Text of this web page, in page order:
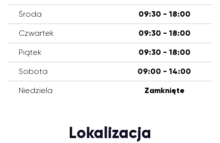
Środa 09:30 - 18:00
Czwartek 09:30 - 18:00
Piątek 09:30 - 18:00
Sobota 09:00 - 14:00
Niedziela Zamknięte
Lokalizacja